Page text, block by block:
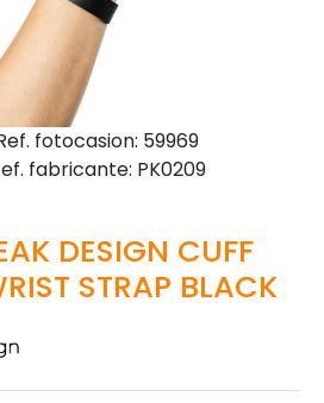
fotocasion: 59969
fabricante: PK0209
DESIGN CUFF
STRAP BLACK